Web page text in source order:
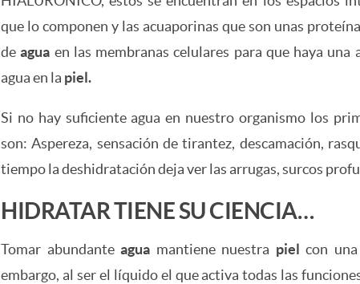
que lo componen y las acuaporinas que son unas
deagua en las membranas celulares para que haya una
agua en la piel.
Si no hay suficiente agua en nuestro organismo los
son: Aspereza, sensación de tirantez, descamación,
tiempo la deshidratación deja ver las arrugas, surcos
HIDRATAR TIENE SU CIENCIA…
Tomar abundante agua mantiene nuestra piel con
embargo, al ser el líquido el que activa todas las